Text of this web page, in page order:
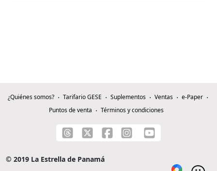
¿Quiénes somos? Tarifario GESE Suplementos Ventas
e-Paper
Puntos de venta
Términos y condiciones
© 2019 La Estrella de Panamá